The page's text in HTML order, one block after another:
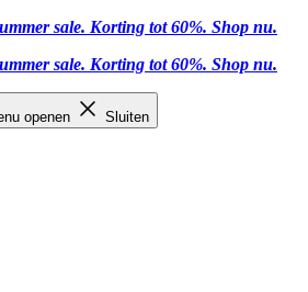
sale. Korting tot 60%. Shop nu.
sale. Korting tot 60%. Shop nu.
openen Sluiten